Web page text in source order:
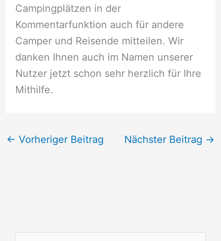
Campingplätzen in der
Kommentarfunktion auch für andere
Camper und Reisende mitteilen. Wir
danken Ihnen auch im Namen unserer
Nutzer jetzt schon sehr herzlich für Ihre
Mithilfe.
← Vorheriger Beitrag Nächster Beitrag →